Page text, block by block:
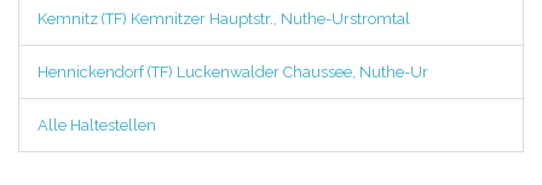
Kemnitz (TF) Kemnitzer Hauptstr., Nuthe-Urstromtal
Hennickendorf (TF) Luckenwalder Chaussee, Nuthe-Ur
Alle Haltestellen